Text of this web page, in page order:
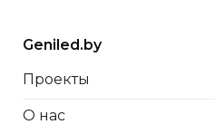
Geniled.by
Проекты
О нас